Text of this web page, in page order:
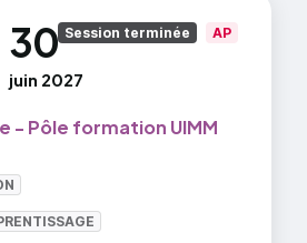
design de produit.
30
juin 2027
- Pôle formation UIMM
Session terminée AP